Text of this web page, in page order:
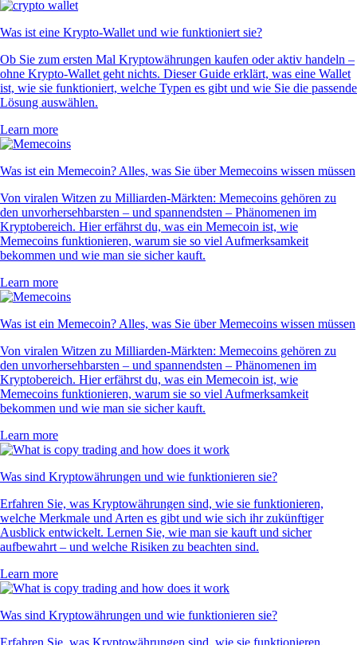
Was ist eine Krypto-Wallet und wie funktioniert sie?
Ob Sie zum ersten Mal Kryptowährungen kaufen oder aktiv handeln –
ohne Krypto-Wallet geht nichts. Dieser Guide erklärt, was eine Wallet
ist, wie sie funktioniert, welche Typen es gibt und wie Sie die passende
Lösung auswählen.
Learn more
Was ist ein Memecoin? Alles, was Sie über Memecoins wissen müssen
Von viralen Witzen zu Milliarden-Märkten: Memecoins gehören zu
den unvorhersehbarsten – und spannendsten – Phänomenen im
Kryptobereich. Hier erfährst du, was ein Memecoin ist, wie
Memecoins funktionieren, warum sie so viel Aufmerksamkeit
bekommen und wie man sie sicher kauft.
Learn more
Was ist ein Memecoin? Alles, was Sie über Memecoins wissen müssen
Von viralen Witzen zu Milliarden-Märkten: Memecoins gehören zu
den unvorhersehbarsten – und spannendsten – Phänomenen im
Kryptobereich. Hier erfährst du, was ein Memecoin ist, wie
Memecoins funktionieren, warum sie so viel Aufmerksamkeit
bekommen und wie man sie sicher kauft.
Learn more
Was sind Kryptowährungen und wie funktionieren sie?
Erfahren Sie, was Kryptowährungen sind, wie sie funktionieren,
welche Merkmale und Arten es gibt und wie sich ihr zukünftiger
Ausblick entwickelt. Lernen Sie, wie man sie kauft und sicher
aufbewahrt – und welche Risiken zu beachten sind.
Learn more
Was sind Kryptowährungen und wie funktionieren sie?